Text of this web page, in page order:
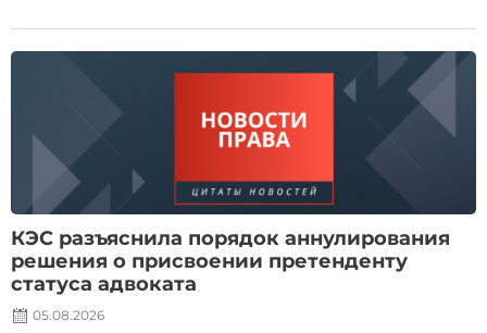
КЭС разъяснила порядок аннулирования
решения о присвоении претенденту
статуса адвоката
05.08.2026